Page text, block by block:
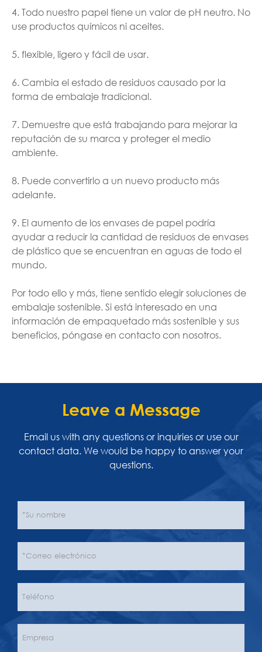
4. Todo nuestro papel tiene un valor de pH neutro. No
use productos químicos ni aceites.
5. flexible, ligero y fácil de usar.
6. Cambia el estado de residuos causado por la
forma de embalaje tradicional.
7. Demuestre que está trabajando para mejorar la
reputación de su marca y proteger el medio
ambiente.
8. Puede convertirlo a un nuevo producto más
adelante.
9. El aumento de los envases de papel podría
ayudar a reducir la cantidad de residuos de envases
de plástico que se encuentran en aguas de todo el
mundo.
Por todo ello y más, tiene sentido elegir soluciones de
embalaje sostenible. Si está interesado en una
información de empaquetado más sostenible y sus
beneficios, póngase en contacto con nosotros.
Leave a Message
Email us with any questions or inquiries or use our
contact data. We would be happy to answer your
questions.